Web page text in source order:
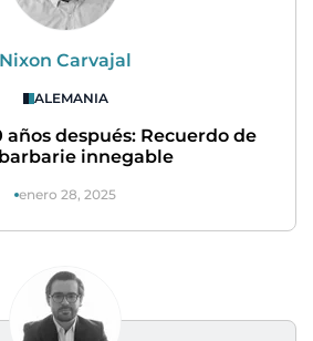
Nixon Carvajal
ALEMANIA
después: Recuerdo de
innegable
enero 28, 2025